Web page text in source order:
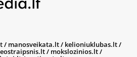
/ manosveikata.lt/ kelioniuklubas.lt/
/ mokslozinios.lt/